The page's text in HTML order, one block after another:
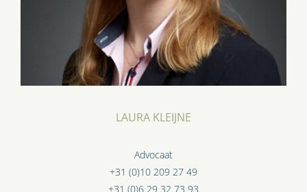
LAURA KLEIJNE
Advocaat
+31 (0)10 209 27 49
+31 (0)6 29 32 73 93